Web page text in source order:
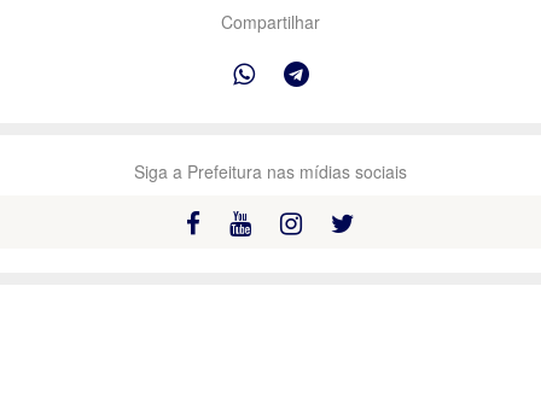
Compartilhar
Siga a Prefeitura nas mídias sociais